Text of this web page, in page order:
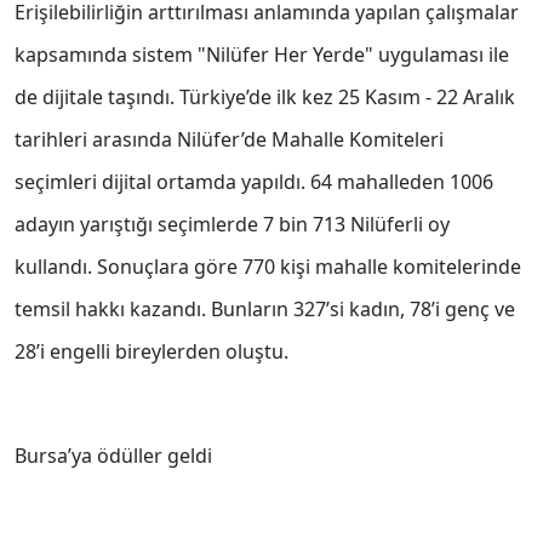
Erişilebilirliğin arttırılması anlamında yapılan çalışmalar
kapsamında sistem "Nilüfer Her Yerde" uygulaması ile
de dijitale taşındı. Türkiye’de ilk kez 25 Kasım - 22 Aralık
tarihleri arasında Nilüfer’de Mahalle Komiteleri
seçimleri dijital ortamda yapıldı. 64 mahalleden 1006
adayın yarıştığı seçimlerde 7 bin 713 Nilüferli oy
kullandı. Sonuçlara göre 770 kişi mahalle komitelerinde
temsil hakkı kazandı. Bunların 327’si kadın, 78’i genç ve
28’i engelli bireylerden oluştu.
Bursa’ya ödüller geldi